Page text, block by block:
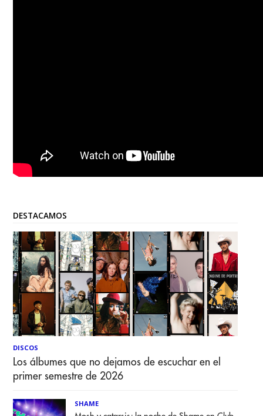
DESTACAMOS
DISCOS
Los álbumes que no dejamos de escuchar en el
primer semestre de 2026
SHAME